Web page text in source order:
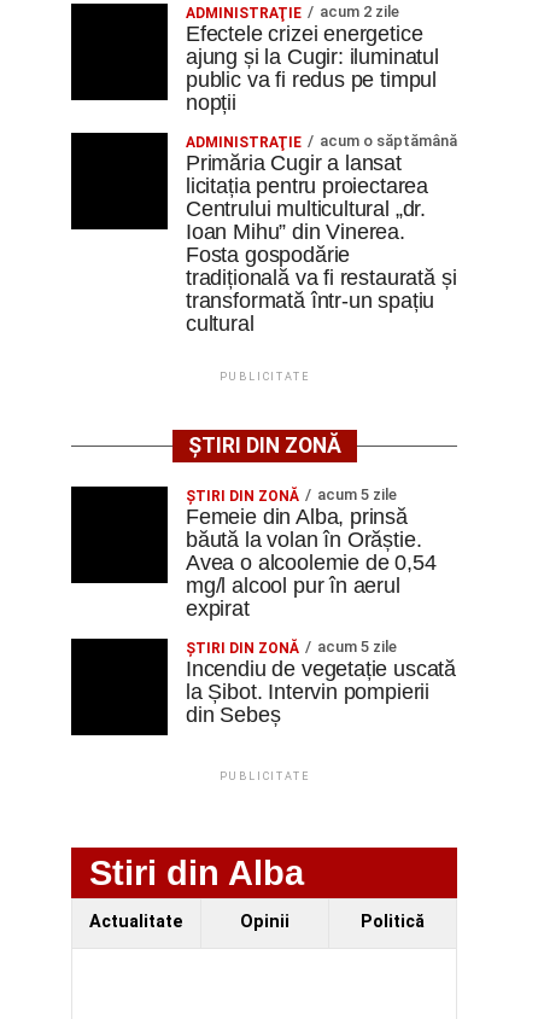
ADMINISTRAŢIE acum 2 zile
Efectele crizei energetice
ajung și la Cugir: iluminatul
public va fi redus pe timpul
nopții
ADMINISTRAŢIE acum o săptămână
Primăria Cugir a lansat
licitația pentru proiectarea
Centrului multicultural „dr.
Ioan Mihu” din Vinerea.
Fosta gospodărie
tradițională va fi restaurată și
transformată într-un spațiu
cultural
PUBLICITATE
ȘTIRI DIN ZONĂ
ŞTIRI DIN ZONĂ acum 5 zile
Femeie din Alba, prinsă
băută la volan în Orăștie.
Avea o alcoolemie de 0,54
mg/l alcool pur în aerul
expirat
ŞTIRI DIN ZONĂ acum 5 zile
Incendiu de vegetație uscată
la Șibot. Intervin pompierii
din Sebeș
PUBLICITATE
Stiri din Alba
Actualitate Opinii Politică